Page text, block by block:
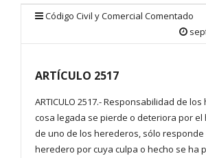
Código Civil y Comercial Comentado
ARTÍCULO 2517
ARTICULO 2517.- Responsabilidad de
cosa legada se pierde o deteriora por el
de uno de los herederos, sólo responde
heredero por cuya culpa o hecho se ha